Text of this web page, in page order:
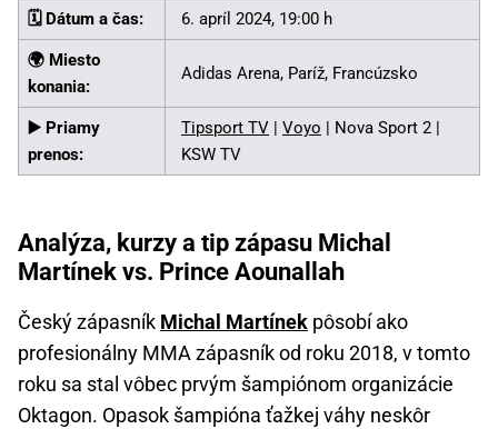
🗓️ Dátum a čas: 6. apríl 2024, 19:00 h
🌍 Miesto
konania:
Adidas Arena, Paríž, Francúzsko
▶️ Priamy
prenos:
Tipsport TV | Voyo | Nova Sport 2 |
KSW TV
Analýza, kurzy a tip zápasu Michal
Martínek vs. Prince Aounallah
Český zápasník Michal Martínek pôsobí ako
profesionálny MMA zápasník od roku 2018, v tomto
roku sa stal vôbec prvým šampiónom organizácie
Oktagon. Opasok šampióna ťažkej váhy neskôr